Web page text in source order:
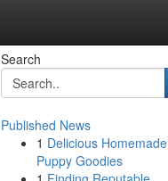
Search
Published News
1 Delicious Homemade
Puppy Goodies